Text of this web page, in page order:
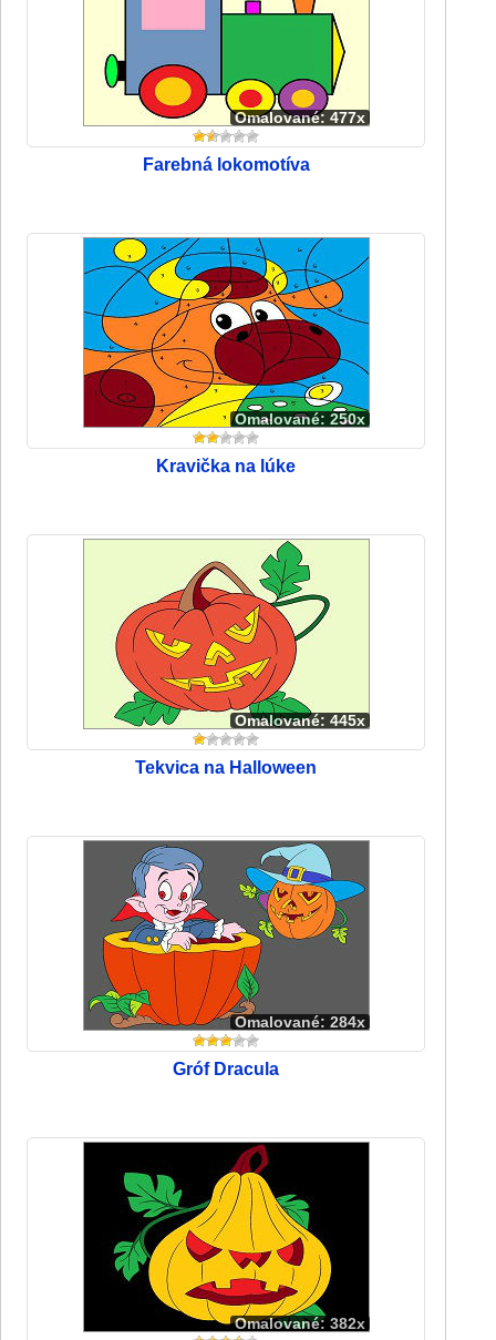
Omalované: 477x
Farebná lokomotíva
Omalované: 250x
Kravička na lúke
Omalované: 445x
Tekvica na Halloween
Omalované: 284x
Gróf Dracula
Omalované: 382x